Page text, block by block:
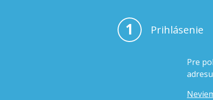
1 Prihlásenie
Pre